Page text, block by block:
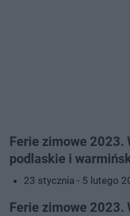
Ferie zimowe 2023.
podlaskie i
23 stycznia - 5 lutego
Ferie zimowe 2023.